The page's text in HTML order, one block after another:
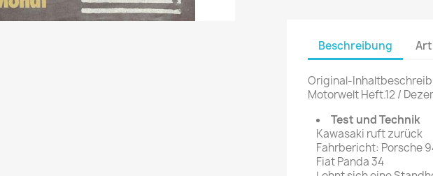
REISE &
Mare
MERIAN
Beschreibung
Original-
Motorwelt Heft.12 /
Test und Technik
Kawasaki ruft zurück
Fahrbericht: Porsche
Fiat Panda 34